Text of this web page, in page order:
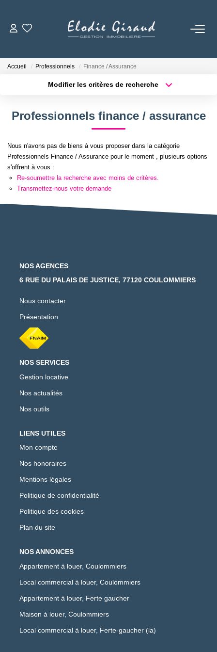
Accueil Professionnels Finance / Assurance
Modifier les critères de recherche
Plus de critères Créer une alerte
Professionnels finance / assurance
Nous n'avons pas de biens à vous proposer dans la catégorie
Professionnels Finance / Assurance pour le moment , plusieurs options
s'offrent à vous :
Re-soumettre la recherche avec moins de critères.
Transmettez-nous votre demande
NOS AGENCES
6 RUE DU PALAIS DE JUSTICE, 77120 COULOMMIERS
Nous contacter
Présentation
NOS SERVICES
Gestion locative
Nos actualités
Nos outils
LIENS UTILES
Mon compte
Nos honoraires
Mentions légales
Politique de confidentialité
Politique des cookies
Plan du site
NOS ANNONCES
Appartement à louer, Coulommiers
Local commercial à louer, Coulommiers
Appartement à louer, Ferte gaucher
Maison à louer, Coulommiers
Local commercial à louer, Ferte-gaucher (la)